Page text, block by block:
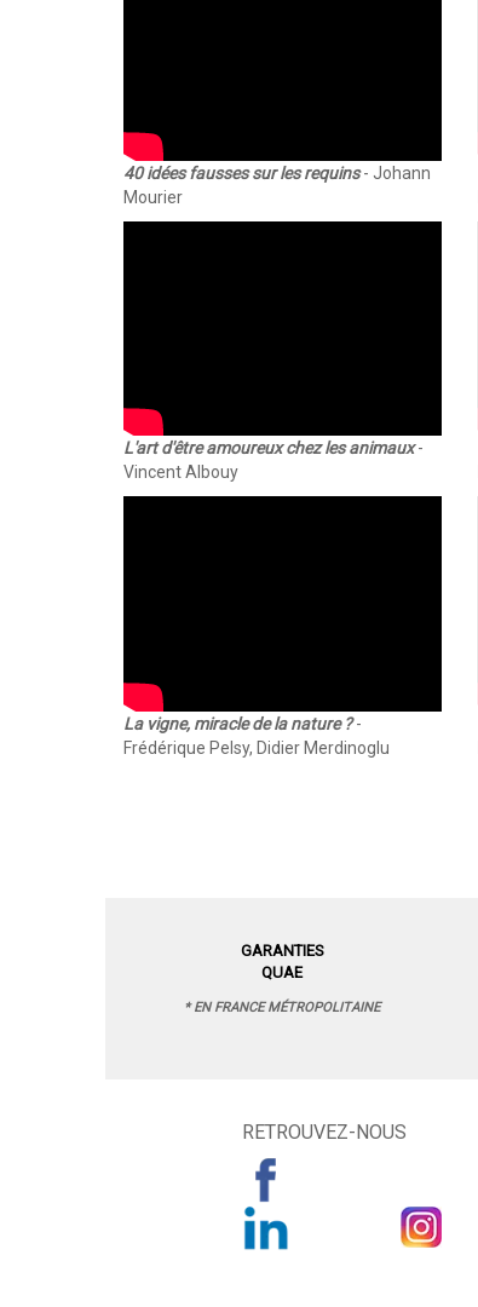
40 idées fausses sur les requins- Johann
Mourier
L'art d'être amoureux chez les animaux-
Vincent Albouy
La vigne, miracle de la nature ?-
Frédérique Pelsy, Didier Merdinoglu
GARANTIES
QUAE
* EN FRANCE MÉTROPOLITAINE
RETROUVEZ-NOUS